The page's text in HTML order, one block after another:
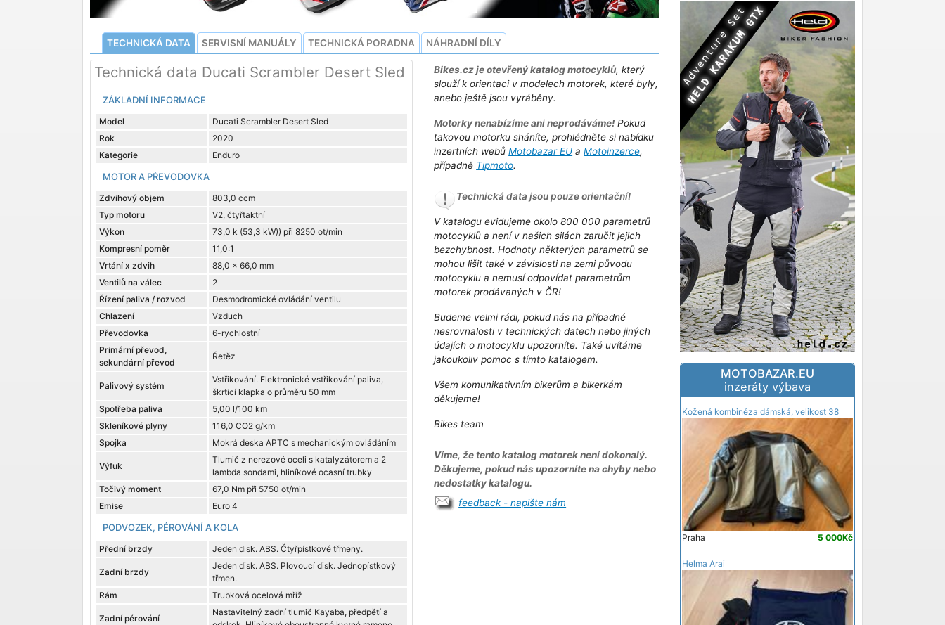
TECHNICKÁ DATA SERVISNÍ MANUÁLY TECHNICKÁ PORADNA NÁHRADNÍ DÍLY
Technická data Ducati Scrambler Desert Sled
ZÁKLADNÍ INFORMACE
Model
Ducati Scrambler Desert Sled
Rok
2020
Kategorie
Enduro
MOTOR A PŘEVODOVKA
Zdvihový objem
803,0 ccm
Typ motoru
V2, čtyřtaktní
Výkon
73,0 k (53,3 kW)) při 8250 ot/min
Kompresní poměr
11,0:1
Vrtání x zdvih
88,0 x 66,0 mm
Ventilů na válec
2
Řízení paliva / rozvod
Desmodromické ovládání ventilu
Chlazení
Vzduch
Převodovka
6-rychlostní
Primární převod,
sekundární převod
Řetěz
Palivový systém
Vstřikování. Elektronické vstřikování paliva,
škrticí klapka o průměru 50 mm
Spotřeba paliva
5,00 l/100 km
Skleníkové plyny
116,0 CO2 g/km
Spojka
Mokrá deska APTC s mechanickým ovládáním
Výfuk
Tlumič z nerezové oceli s katalyzátorem a 2
lambda sondami, hliníkové ocasní trubky
Točivý moment
67,0 Nm při 5750 ot/min
Emise
Euro 4
PODVOZEK, PÉROVÁNÍ A KOLA
Přední brzdy Jeden disk. ABS. Čtyřpístkové třmeny.
Zadní brzdy
Jeden disk. ABS. Plovoucí disk. Jednopístkový
třmen.
Rám
Trubková ocelová mříž
Zadní pérování
Nastavitelný zadní tlumič Kayaba, předpětí a
Bikes.cz je otevřený katalog motocyklů, který
slouží k orientaci v modelech motorek, které byly,
anebo ještě jsou vyráběny.
Motorky nenabízíme ani neprodáváme!Pokud
takovou motorku sháníte, prohlédněte si nabídku
inzertních webůMotobazar EU aMotoinzerce,
případně Tipmoto.
Technická data jsou pouze orientační!
V katalogu evidujeme okolo 800 000 parametrů
motocyklů a není v našich silách zaručit jejich
bezchybnost. Hodnoty některých parametrů se
mohou lišit také v závislosti na zemi původu
motocyklu a nemusí odpovídat parametrům
motorek prodávaných v ČR!
Budeme velmi rádi, pokud nás na případné
nesrovnalosti v technických datech nebo jiných
údajích o motocyklu upozorníte. Také uvítáme
jakoukoliv pomoc s tímto katalogem.
Všem komunikativním bikerům a bikerkám
děkujeme!
Bikes team
Víme, že tento katalog motorek není dokonalý.
Děkujeme, pokud nás upozorníte na chyby nebo
nedostatky katalogu.
feedback - napište nám
MOTOBAZAR.EU
inzeráty výbava
Kožená kombinéza dámská, velikost 38
5 000Kč
Praha
Helma Arai